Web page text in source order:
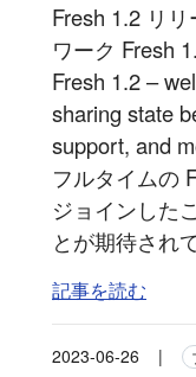
Fresh 1.2 リ
ワーク Fresh
Fresh 1.2 –
sharing state
support, and
フルタイムの
ジョインした
とが期待され
記事を読む
2023-06-26 |